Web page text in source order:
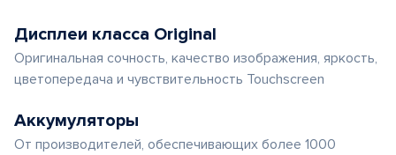
Дисплеи класса Original
Оригинальная сочность, качество изображения, яркость,
цветопередача и чувствительность Touchscreen
Аккумуляторы
От производителей, обеспечивающих более 1000